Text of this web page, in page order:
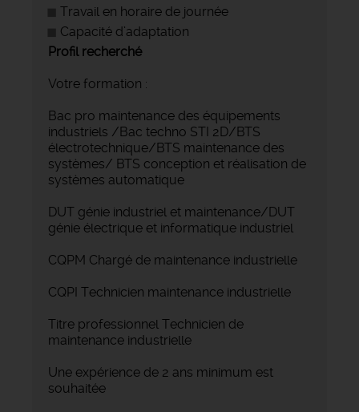
Travail en horaire de journée
Capacité d’adaptation
Profil recherché
Votre formation :
Bac pro maintenance des équipements
industriels /Bac techno STI 2D/BTS
électrotechnique/BTS maintenance des
systèmes/ BTS conception et réalisation de
systèmes automatique
DUT génie industriel et maintenance/DUT
génie électrique et informatique industriel
CQPM Chargé de maintenance industrielle
CQPI Technicien maintenance industrielle
Titre professionnel Technicien de
maintenance industrielle
Une expérience de 2 ans minimum est
souhaitée